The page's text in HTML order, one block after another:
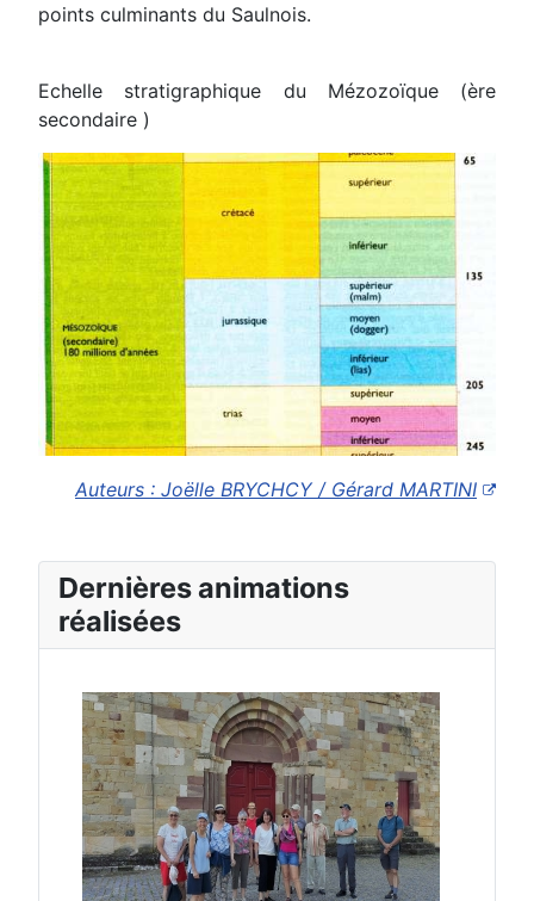
points culminants du Saulnois.
Echelle stratigraphique du Mézozoïque (ère
secondaire )
Auteurs : Joëlle BRYCHCY / Gérard MARTINI
Dernières animations
réalisées